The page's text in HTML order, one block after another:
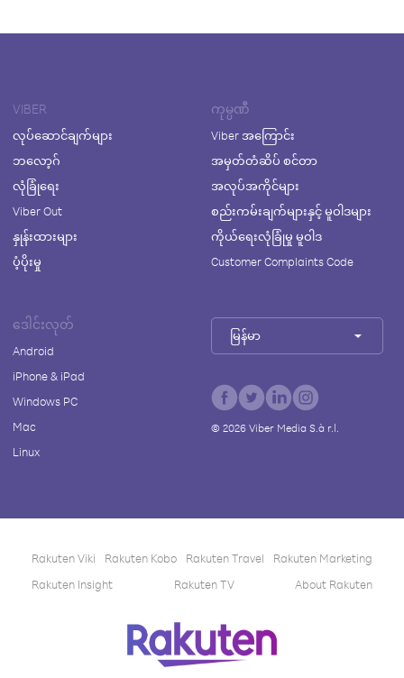
VIBER
လုပ်ဆောင်ချက်များ
ဘလော့ဂ်
လုံခြုံရေး
Viber Out
နှုန်းထားများ
ပံ့ပိုးမှု
ကုမ္ပဏီ
Viber အကြောင်း
အမှတ်တံဆိပ် စင်တာ
အလုပ်အကိုင်များ
စည်းကမ်းချက်များနှင့် မူဝါဒများ
ကိုယ်ရေးလုံခြုံမှု မူဝါဒ
Customer Complaints Code
ဒေါင်းလုတ်
Android
iPhone & iPad
Windows PC
Mac
Linux
မြန်မာ
© 2026Viber Media S.à r.l.
Rakuten Viki Rakuten Kobo Rakuten Travel
Rakuten Marketing
Rakuten Insight
Rakuten TV About Rakuten